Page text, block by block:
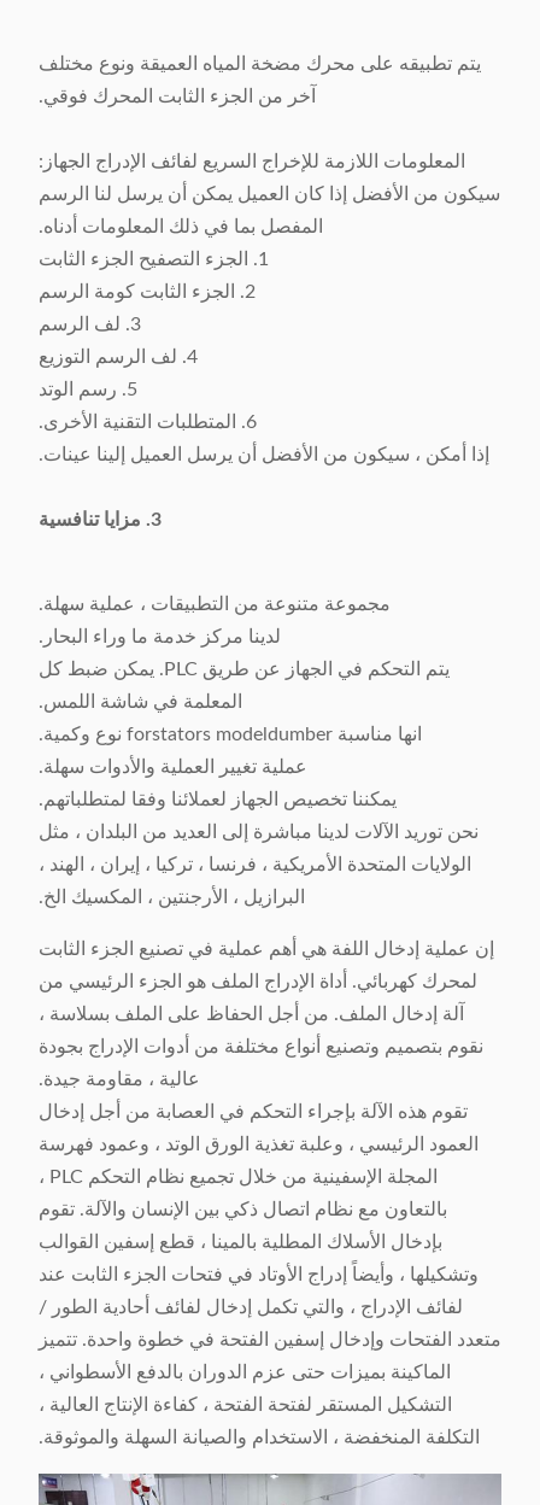
يتم تطبيقه على محرك مضخة المياه العميقة ونوع مختلف
آخر من الجزء الثابت المحرك فوقي.
المعلومات اللازمة للإخراج السريع لفائف الإدراج الجهاز:
سيكون من الأفضل إذا كان العميل يمكن أن يرسل لنا الرسم
المفصل بما في ذلك المعلومات أدناه.
1. الجزء التصفيح الجزء الثابت
2. الجزء الثابت كومة الرسم
3. لف الرسم
4. لف الرسم التوزيع
5. رسم الوتد
6. المتطلبات التقنية الأخرى.
إذا أمكن ، سيكون من الأفضل أن يرسل العميل إلينا عينات.
3. مزايا تنافسية
مجموعة متنوعة من التطبيقات ، عملية سهلة.
لدينا مركز خدمة ما وراء البحار.
يتم التحكم في الجهاز عن طريق PLC. يمكن ضبط كل
المعلمة في شاشة اللمس.
انها مناسبة forstators modeldumber نوع وكمية.
عملية تغيير العملية والأدوات سهلة.
يمكننا تخصيص الجهاز لعملائنا وفقا لمتطلباتهم.
نحن توريد الآلات لدينا مباشرة إلى العديد من البلدان ، مثل
الولايات المتحدة الأمريكية ، فرنسا ، تركيا ، إيران ، الهند ،
البرازيل ، الأرجنتين ، المكسيك الخ.
إن عملية إدخال اللفة هي أهم عملية في تصنيع الجزء الثابت
لمحرك كهربائي. أداة الإدراج الملف هو الجزء الرئيسي من
آلة إدخال الملف. من أجل الحفاظ على الملف بسلاسة ،
نقوم بتصميم وتصنيع أنواع مختلفة من أدوات الإدراج بجودة
عالية ، مقاومة جيدة.
تقوم هذه الآلة بإجراء التحكم في العصابة من أجل إدخال
العمود الرئيسي ، وعلبة تغذية الورق الوتد ، وعمود فهرسة
المجلة الإسفينية من خلال تجميع نظام التحكم PLC ،
بالتعاون مع نظام اتصال ذكي بين الإنسان والآلة. تقوم
بإدخال الأسلاك المطلية بالمينا ، قطع إسفين القوالب
وتشكيلها ، وأيضاً إدراج الأوتاد في فتحات الجزء الثابت عند
لفائف الإدراج ، والتي تكمل إدخال لفائف أحادية الطور /
متعدد الفتحات وإدخال إسفين الفتحة في خطوة واحدة. تتميز
الماكينة بميزات حتى عزم الدوران بالدفع الأسطواني ،
التشكيل المستقر لفتحة الفتحة ، كفاءة الإنتاج العالية ،
التكلفة المنخفضة ، الاستخدام والصيانة السهلة والموثوقة.